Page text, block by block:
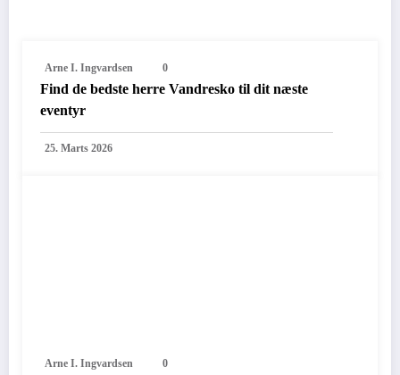
Arne I. Ingvardsen 0
Find de bedste herre Vandresko til dit næste
eventyr
25. Marts 2026
Arne I. Ingvardsen 0